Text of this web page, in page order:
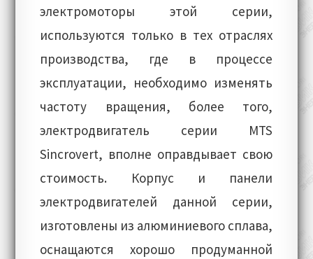
электромоторы этой серии,
используются только в тех отраслях
производства, где в процессе
эксплуатации, необходимо изменять
частоту вращения, более того,
электродвигатель серии MTS
Sincrovert, вполне оправдывает свою
стоимость. Корпус и панели
электродвигателей данной серии,
изготовлены из алюминиевого сплава,
оснащаются хорошо продуманной